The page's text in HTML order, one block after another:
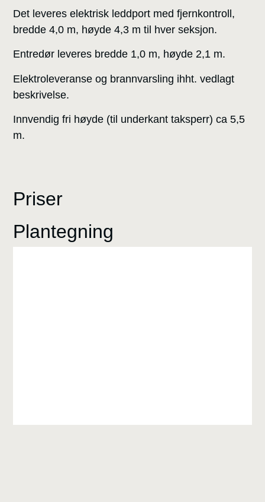
Det leveres elektrisk leddport med fjernkontroll,
bredde 4,0 m, høyde 4,3 m til hver seksjon.
Entredør leveres bredde 1,0 m, høyde 2,1 m.
Elektroleveranse og brannvarsling ihht. vedlagt
beskrivelse.
Innvendig fri høyde (til underkant taksperr) ca 5,5
m.
Priser
Plantegning